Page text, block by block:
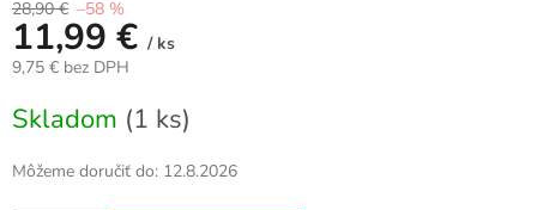
28,90 € –58 %
11,99 € / ks
9,75 € bez DPH
cena:
Skladom (1 ks)
Môžeme doručiť do: 12.8.2026